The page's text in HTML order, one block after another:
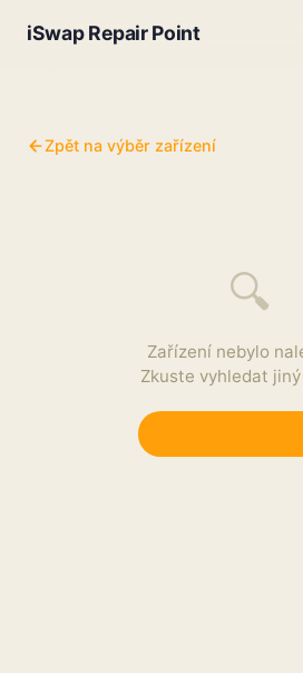
iSwap Repair Point
Zpět na výběr zařízení
🔍
Zařízení nebylo
Zkuste vyhledat